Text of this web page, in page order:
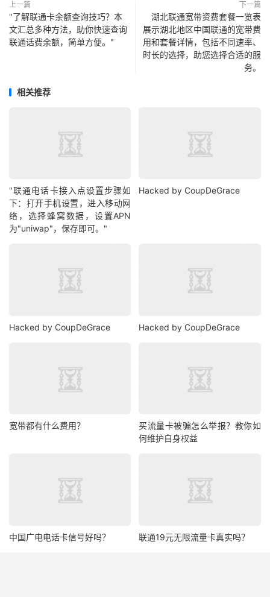
上一篇
"了解联通卡余额查询技巧？本
文汇总多种方法，助你快速查询
联通话费余额，简单方便。"
下一篇
湖北联通宽带资费套餐一览表
展示湖北地区中国联通的宽带费
用和套餐详情，包括不同速率、
时长的选择，助您选择合适的服
务。
相关推荐
"联通电话卡接入点设置步骤如
下：打开手机设置，进入移动网
络，选择蜂窝数据，设置APN
为"uniwap"，保存即可。"
Hacked by CoupDeGrace
Hacked by CoupDeGrace Hacked by CoupDeGrace
宽带都有什么费用？
买流量卡被骗怎么举报？教你如
何维护自身权益
中国广电电话卡信号好吗？ 联通19元无限流量卡真实吗？